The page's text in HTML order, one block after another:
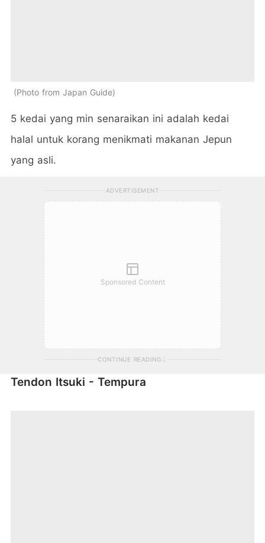
Photo from Japan Guide
5 kedai yang min senaraikan ini adalah kedai
halal untuk korang menikmati makanan Jepun
yang asli.
ADVERTISEMENT
Sponsored Content
CONTINUE READING
Tendon Itsuki - Tempura